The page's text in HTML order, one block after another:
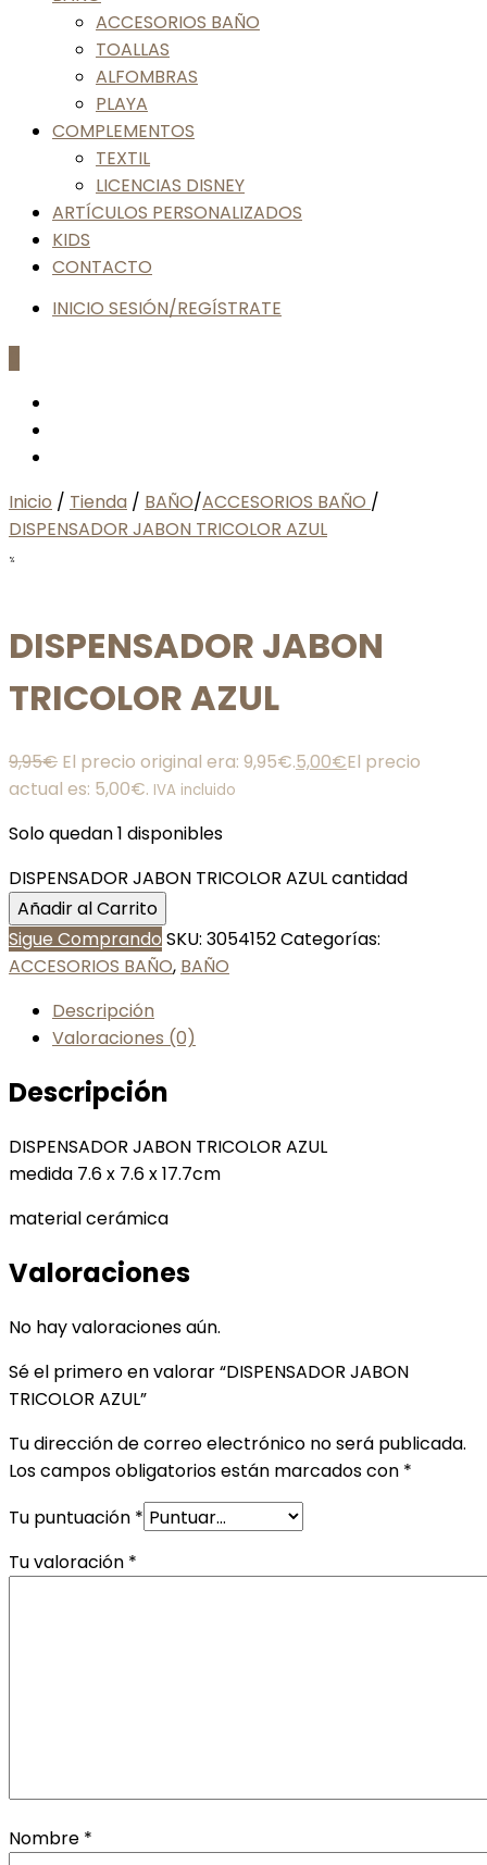
ACCESORIOS BAÑO
TOALLAS
ALFOMBRAS
PLAYA
COMPLEMENTOS
TEXTIL
LICENCIAS DISNEY
ARTÍCULOS PERSONALIZADOS
KIDS
CONTACTO
INICIO SESIÓN/REGÍSTRATE
Inicio / Tienda / BAÑO/ACCESORIOS BAÑO /
DISPENSADOR JABON TRICOLOR AZUL
%
DISPENSADOR JABON
TRICOLOR AZUL
9,95€ El precio original era: 9,95€.5,00€El precio
actual es: 5,00€. IVA incluido
Solo quedan 1 disponibles
DISPENSADOR JABON TRICOLOR AZUL cantidad
Añadir al Carrito
Sigue Comprando SKU: 3054152Categorías:
ACCESORIOS BAÑO, BAÑO
Descripción
Valoraciones (0)
Descripción
DISPENSADOR JABON TRICOLOR AZUL
medida 7.6 x 7.6 x 17.7cm
material cerámica
Valoraciones
No hay valoraciones aún.
Sé el primero en valorar “DISPENSADOR JABON
TRICOLOR AZUL”
Tu dirección de correo electrónico no será publicada.
Los campos obligatorios están marcados con *
Tu puntuación *
Tu valoración *
Nombre *